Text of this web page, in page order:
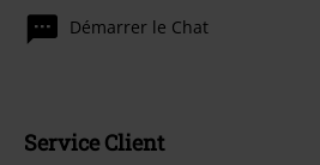
Démarrer le Chat
Service Client